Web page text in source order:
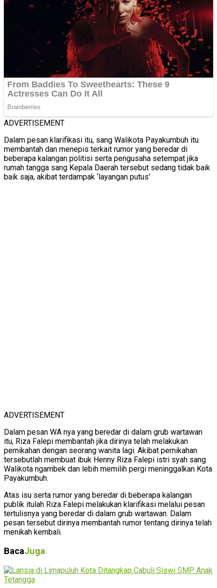
ADVERTISEMENT
Dalam pesan klarifikasi itu, sang Walikota Payakumbuh itu
membantah dan menepis terkait rumor yang beredar di
beberapa kalangan politisi serta pengusaha setempat jika
rumah tangga sang Kepala Daerah tersebut sedang tidak baik
baik saja, akibat terdampak ‘layangan putus’
ADVERTISEMENT
Dalam pesan WA nya yang beredar di dalam grub wartawan
itu, Riza Falepi membantah jika dirinya telah melakukan
pernikahan dengan seorang wanita lagi. Akibat pernikahan
tersebutlah membuat ibuk Henny Riza Falepi istri syah sang
Walikota ngambek dan lebih memilih pergi meninggalkan Kota
Payakumbuh.
Atas isu serta rumor yang beredar di beberapa kalangan
publik itulah Riza Falepi melakukan klarifikasi melalui pesan
tertulisnya yang beredar di dalam grub wartawan. Dalam
pesan tersebut dirinya membantah rumor tentang dirinya telah
menikah kembali.
BacaJuga